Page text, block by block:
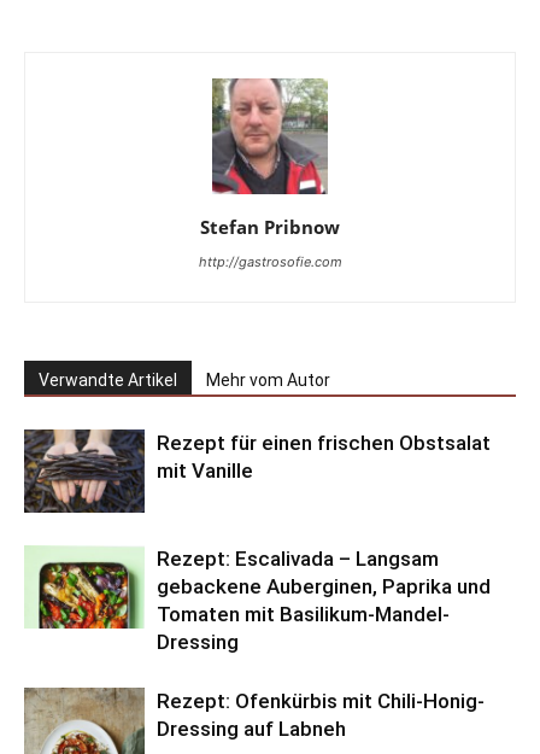
Stefan Pribnow
http://gastrosofie.com
Verwandte Artikel Mehr vom Autor
Rezept für einen frischen Obstsalat
mit Vanille
Rezept: Escalivada – Langsam
gebackene Auberginen, Paprika und
Tomaten mit Basilikum-Mandel-
Dressing
Rezept: Ofenkürbis mit Chili-Honig-
Dressing auf Labneh